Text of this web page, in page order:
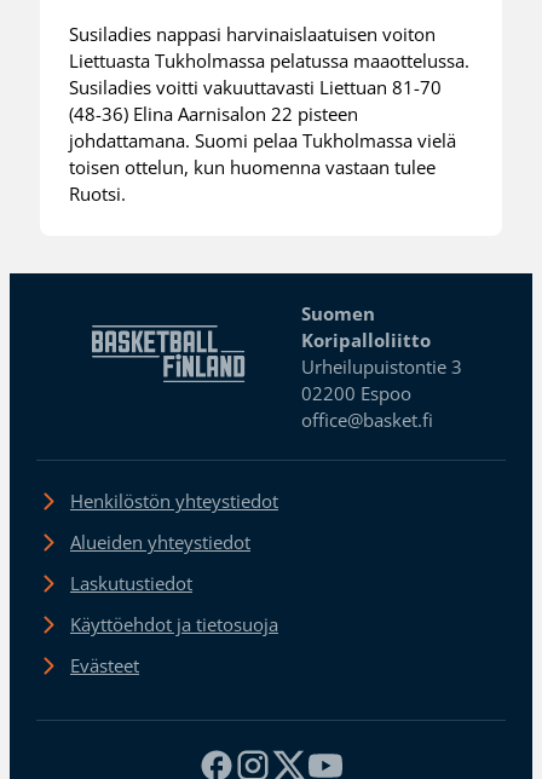
Susiladies nappasi harvinaislaatuisen voiton
Liettuasta Tukholmassa pelatussa maaottelussa.
Susiladies voitti vakuuttavasti Liettuan 81-70
(48-36) Elina Aarnisalon 22 pisteen
johdattamana. Suomi pelaa Tukholmassa vielä
toisen ottelun, kun huomenna vastaan tulee
Ruotsi.
Suomen
Koripalloliitto
Urheilupuistontie 3
02200 Espoo
office@basket.fi
Henkilöstön yhteystiedot
Alueiden yhteystiedot
Laskutustiedot
Käyttöehdot ja tietosuoja
Evästeet